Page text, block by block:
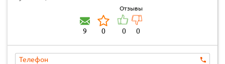
9 0
Отзывы
0 0
Телефон